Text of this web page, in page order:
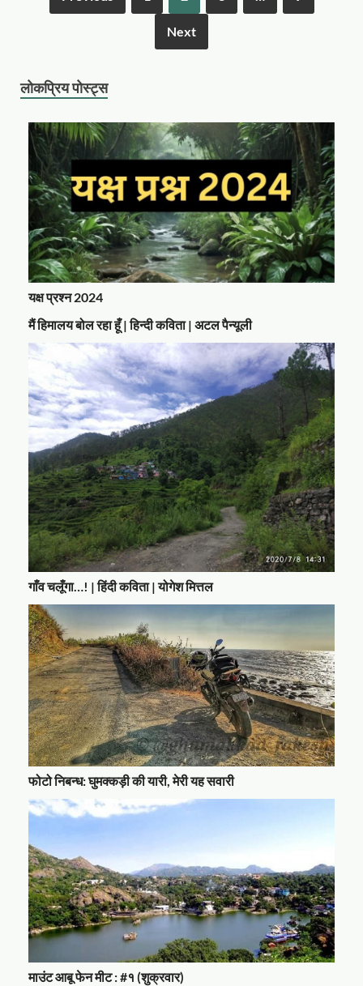
Next
लोकप्रिय पोस्ट्स
यक्ष प्रश्न 2024
मैं हिमालय बोल रहा हूँ | हिन्दी कविता | अटल पैन्यूली
गाँव चलूँगा…! | हिंदी कविता | योगेश मित्तल
फोटो निबन्ध: घुमक्कड़ी की यारी, मेरी यह सवारी
माउंट आबू फेन मीट : #१ (शुक्रवार)